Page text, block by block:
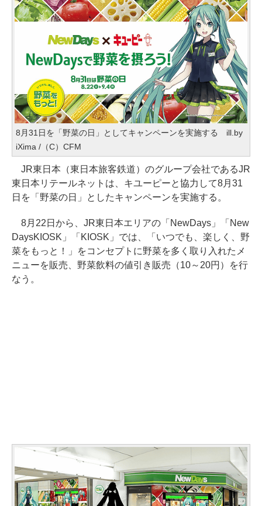
8月31日を「野菜の日」としてキャンペーンを実施する ill.by
iXima /（C）CFM
JR東日本（東日本旅客鉄道）のグループ会社であるJR
東日本リテールネットは、キユーピーと協力して8月31
日を「野菜の日」としたキャンペーンを実施する。
8月22日から、JR東日本エリアの「NewDays」「New
DaysKIOSK」「KIOSK」では、「いつでも、楽しく、野
菜をもっと！」をコンセプトに野菜を多く取り入れたメ
ニューを販売、野菜飲料の値引き販売（10～20円）を行
なう。